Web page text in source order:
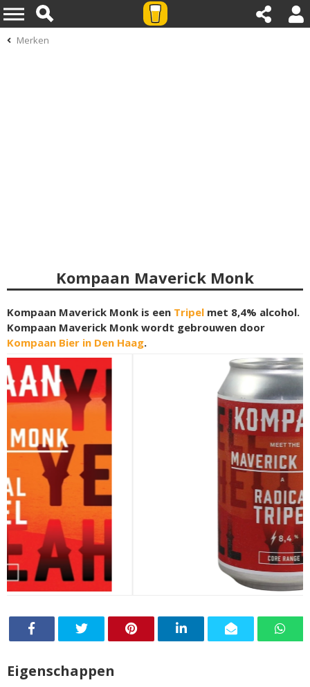
Merken
Kompaan Maverick Monk
Kompaan Maverick Monk is een Tripel met 8,4% alcohol.
Kompaan Maverick Monk wordt gebrouwen door
Kompaan Bier in Den Haag.
Eigenschappen